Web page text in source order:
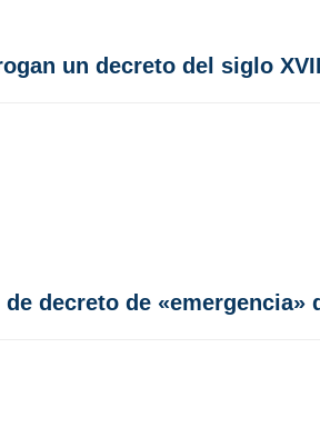
un decreto del siglo
decreto de «emergencia»